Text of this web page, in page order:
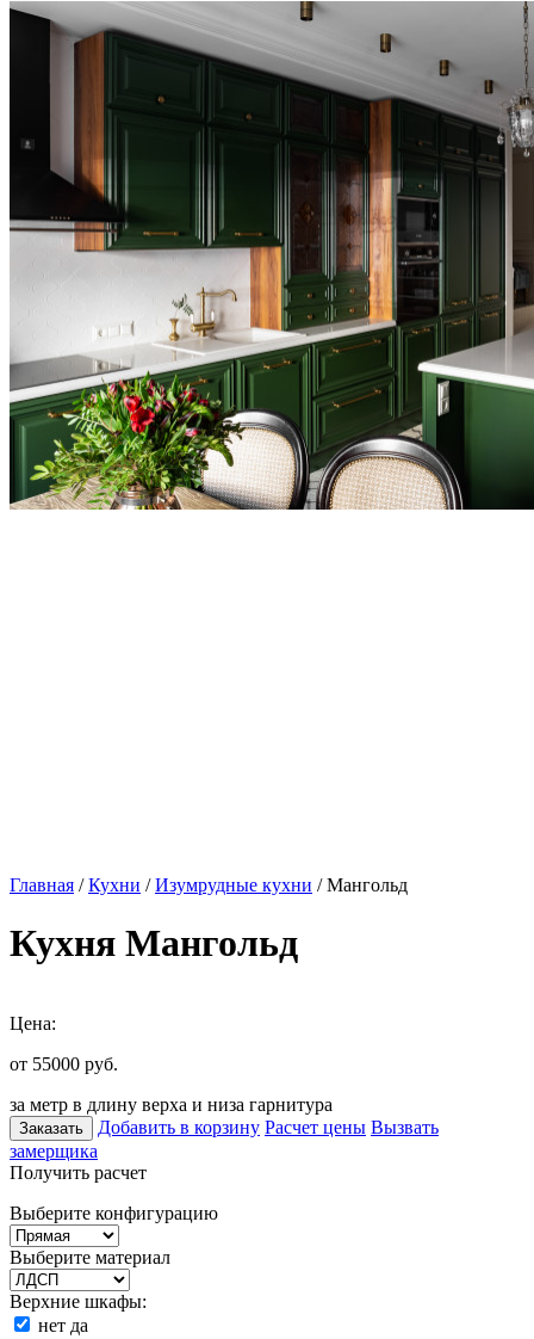
Главная /Кухни /Изумрудные кухни / Мангольд
Кухня Мангольд
Цена:
от 55000 руб.
за метр в длину верха и низа гарнитура
Заказать Добавить в корзину Расчет цены Вызвать
замерщика
Получить расчет
Выберите конфигурацию
Выберите материал
Верхние шкафы:
нет да